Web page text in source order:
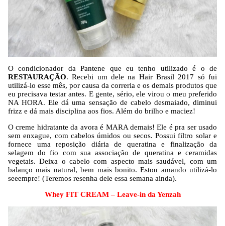
O condicionador da Pantene que eu tenho utilizado é o de
RESTAURAÇÃO. Recebi um dele na Hair Brasil 2017 só fui
utilizá-lo esse mês, por causa da correria e os demais produtos que
eu precisava testar antes. E gente, sério, ele virou o meu preferido
NA HORA. Ele dá uma sensação de cabelo desmaiado, diminui
frizz e dá mais disciplina aos fios. Além do brilho e maciez!
O creme hidratante da avora é MARA demais! Ele é pra ser usado
sem enxague, com cabelos úmidos ou secos. Possui filtro solar e
fornece uma reposição diária de queratina e finalização da
selagem do fio com sua associação de queratina e ceramidas
vegetais. Deixa o cabelo com aspecto mais saudável, com um
balanço mais natural, bem mais bonito. Estou amando utilizá-lo
seeempre! (Teremos resenha dele essa semana ainda).
Whey FIT CREAM – Leave-in da Yenzah